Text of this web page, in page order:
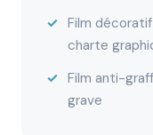
Film
charte
Film anti-
grave